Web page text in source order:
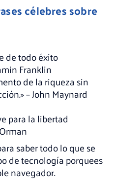
célebres sobre
de todo éxito
Franklin
de la riqueza sin
– John Maynard
para la libertad
saber todo lo que se
de tecnología porquees
navegador.